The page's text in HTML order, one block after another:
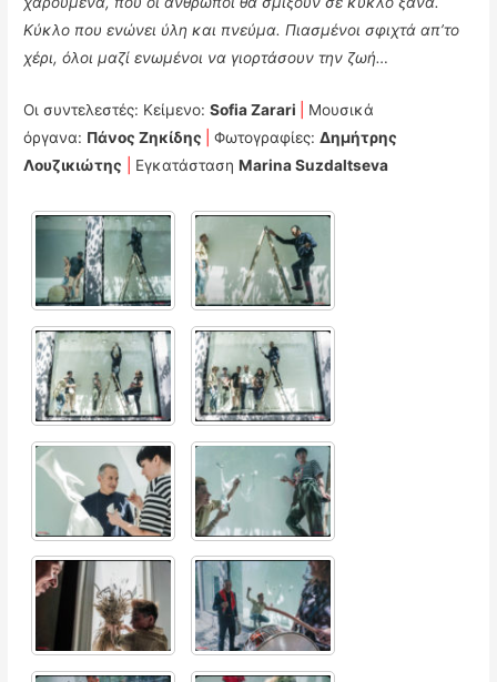
Κύκλο που ενώνει ύλη και πνεύμα. Πιασμένοι σφιχτά απ’το
χέρι, όλοι μαζί ενωμένοι να γιορτάσουν την ζωή…
Οι συντελεστές: Κείμενο:Sofia Zarari
Μουσικά
όργανα: Πάνος Ζηκίδης |Φωτογραφίες:Δημήτρης
Λουζικιώτης
ΕγκατάστασηMarina Suzdaltseva